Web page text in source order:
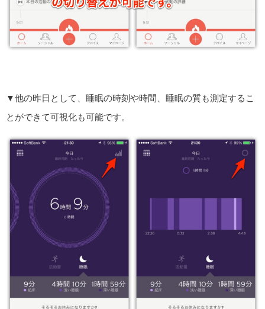
▼他の昨日として、睡眠の時刻や時間、睡眠の質も測定するこ
とができて可視化も可能です。